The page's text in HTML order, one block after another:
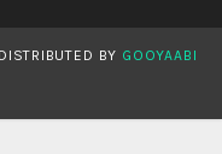
BY GOOYAABI